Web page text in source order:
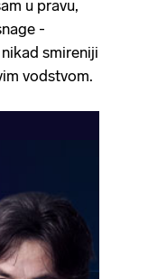
u pravu,
-
smireniji
vodstvom.